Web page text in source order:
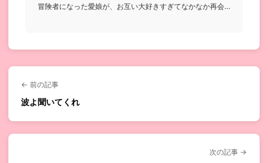
冒険者になった愛娘が、お互い大好きすぎてなかなか再会
← 前の記事
波よ聞いてくれ
次の記事 →